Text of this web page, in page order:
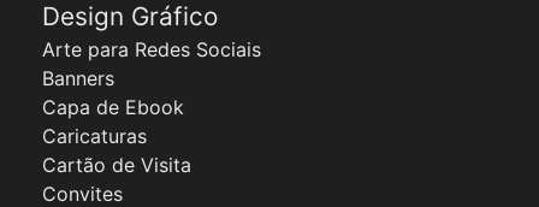
Design Gráfico
Arte para Redes Sociais
Banners
Capa de Ebook
Caricaturas
Cartão de Visita
Convites